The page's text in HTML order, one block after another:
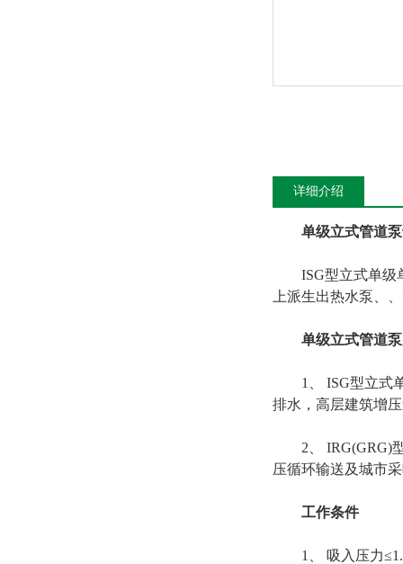
详细介绍
单级立式管道泵
ISG型立式单级单
上派生出热水泵、
单级立式管道泵
1、 ISG型立式单
排水，高层建筑增
2、 IRG(GRG)型
压循环输送及城市
工作条件
1、 吸入压力